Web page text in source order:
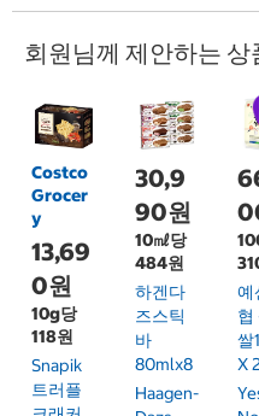
회원님께 제안하는 상
Costco
Grocer
y
13,69
0원
10g당
118원
Snapik
트러플
30,9
90원
10㎖당
484원
하겐다
즈스틱
바
80mlx8
Haagen-
예
협
쌀
X